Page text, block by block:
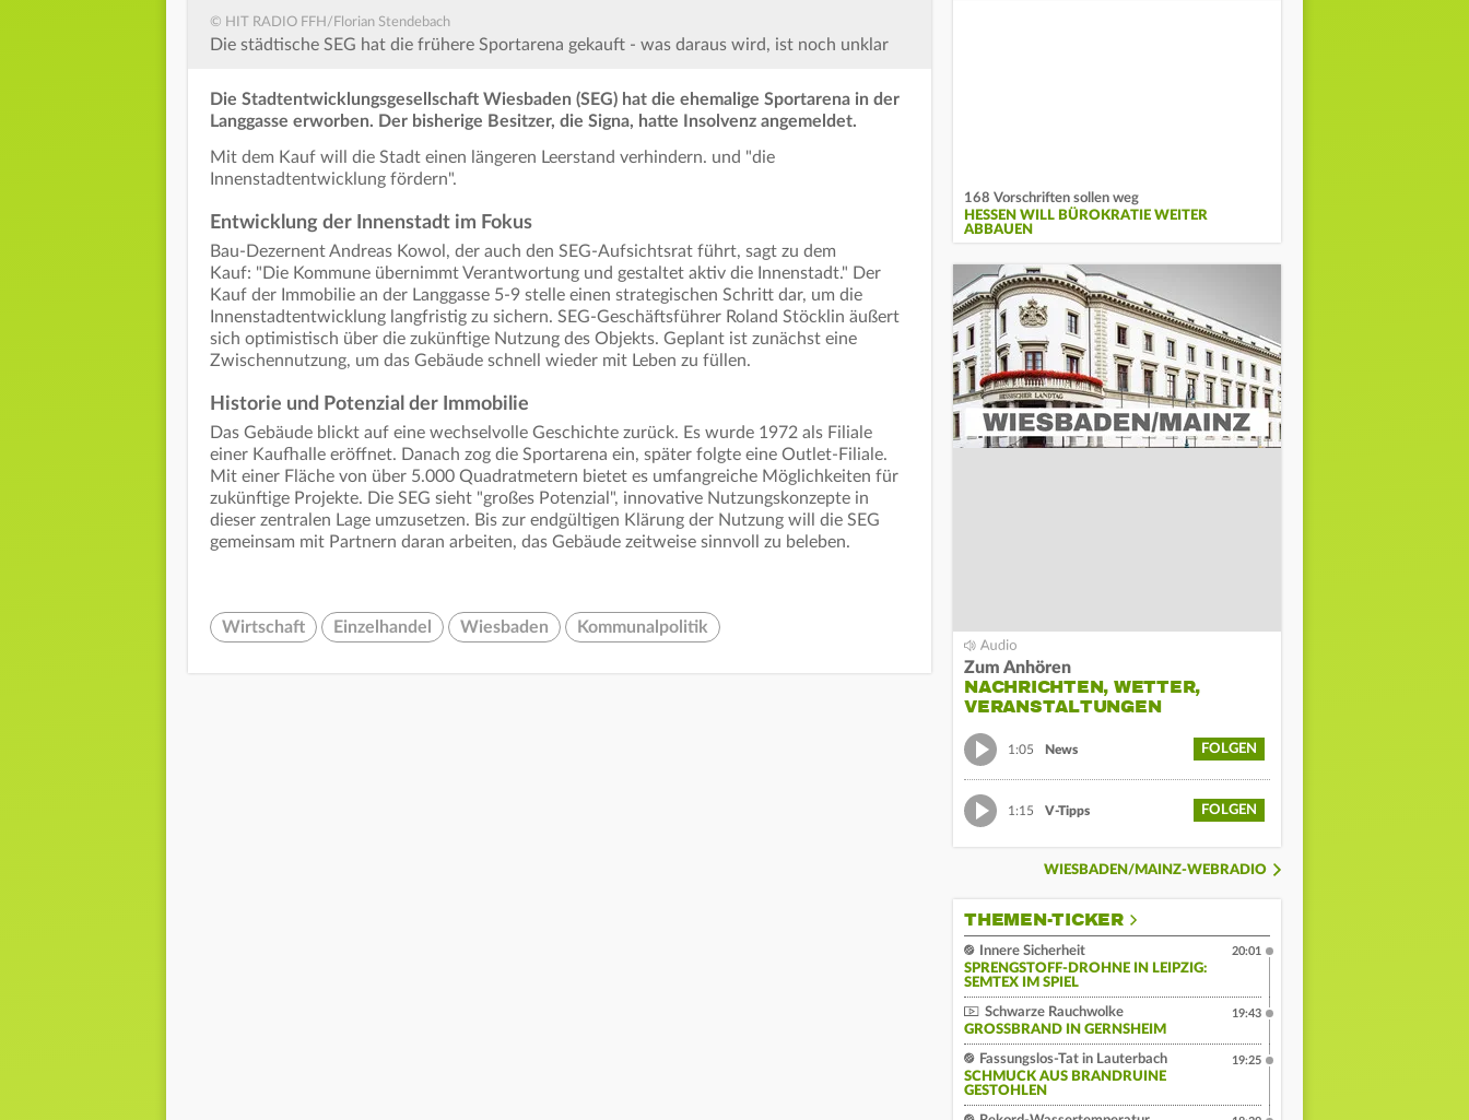
© HIT RADIO FFH/Florian Stendebach
Die städtische SEG hat die frühere Sportarena gekauft - was daraus wird, ist noch unklar
Die Stadtentwicklungsgesellschaft Wiesbaden (SEG) hat die ehemalige Sportarena in der
Langgasse erworben. Der bisherige Besitzer, die Signa, hatte Insolvenz angemeldet.
Mit dem Kauf will die Stadt einen längeren Leerstand verhindern. und "die
Innenstadtentwicklung fördern".
Entwicklung der Innenstadt im Fokus
Bau-Dezernent Andreas Kowol, der auch den SEG-Aufsichtsrat führt, sagt zu dem
Kauf: "Die Kommune übernimmt Verantwortung und gestaltet aktiv die Innenstadt." Der
Kauf der Immobilie an der Langgasse 5-9 stelle einen strategischen Schritt dar, um die
Innenstadtentwicklung langfristig zu sichern. SEG-Geschäftsführer Roland Stöcklin äußert
sich optimistisch über die zukünftige Nutzung des Objekts. Geplant ist zunächst eine
Zwischennutzung, um das Gebäude schnell wieder mit Leben zu füllen.
Historie und Potenzial der Immobilie
Das Gebäude blickt auf eine wechselvolle Geschichte zurück. Es wurde 1972 als Filiale
einer Kaufhalle eröffnet. Danach zog die Sportarena ein, später folgte eine Outlet-Filiale.
Mit einer Fläche von über 5.000 Quadratmetern bietet es umfangreiche Möglichkeiten für
zukünftige Projekte. Die SEG sieht "großes Potenzial", innovative Nutzungskonzepte in
dieser zentralen Lage umzusetzen. Bis zur endgültigen Klärung der Nutzung will die SEG
gemeinsam mit Partnern daran arbeiten, das Gebäude zeitweise sinnvoll zu beleben.
Wirtschaft Einzelhandel Wiesbaden Kommunalpolitik
168 Vorschriften sollen weg
HESSEN WILL BÜROKRATIE WEITER
ABBAUEN
Zum Anhören
NACHRICHTEN, WETTER,
VERANSTALTUNGEN
1:05 News FOLGEN
1:15 V-Tipps FOLGEN
WIESBADEN/MAINZ-WEBRADIO
THEMEN-TICKER
Innere Sicherheit
SPRENGSTOFF-DROHNE IN LEIPZIG:
SEMTEX IM SPIEL
20:01
Schwarze Rauchwolke
GROSSBRAND IN GERNSHEIM
19:43
Fassungslos-Tat in Lauterbach
SCHMUCK AUS BRANDRUINE
GESTOHLEN
19:25